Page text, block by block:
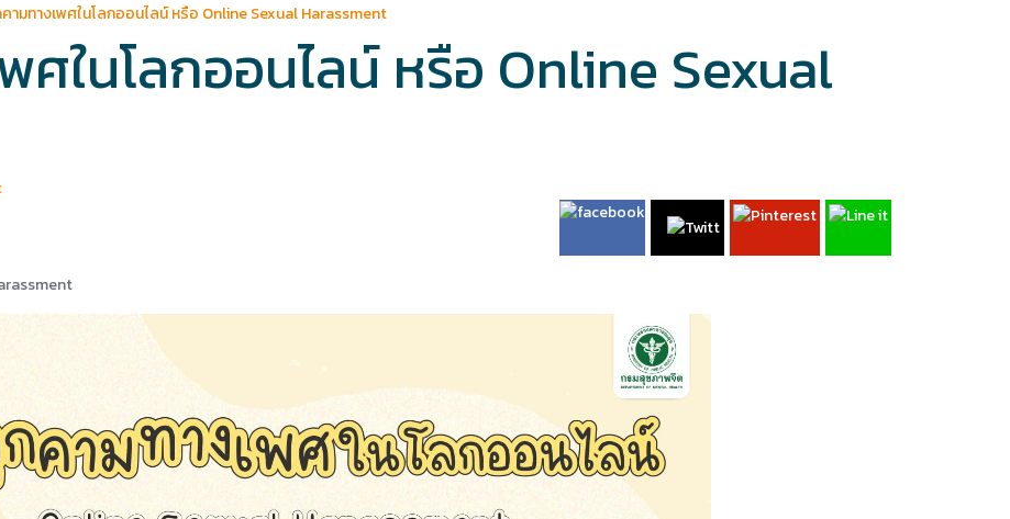
ามทางเพศในโลกออนไลน์ หรือ Online Sexual Harassment
ศในโลกออนไลน์ หรือ Online Sexual